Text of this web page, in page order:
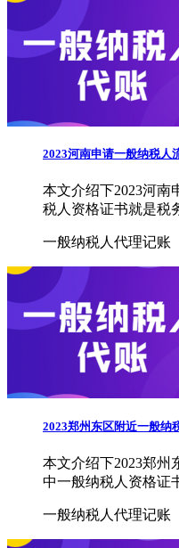
2023河南申请一般纳税人
本文介绍下2023河南
税人资格证书就是税
一般纳税人代理记账
2023郑州东区附近一般纳
本文介绍下2023郑州
中一般纳税人资格证
一般纳税人代理记账